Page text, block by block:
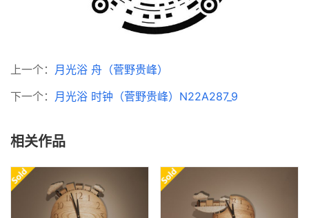
上一个： 月光浴 舟（菅野贵峰）
下一个： 月光浴 时钟（菅野贵峰）N22A287_9
相关作品